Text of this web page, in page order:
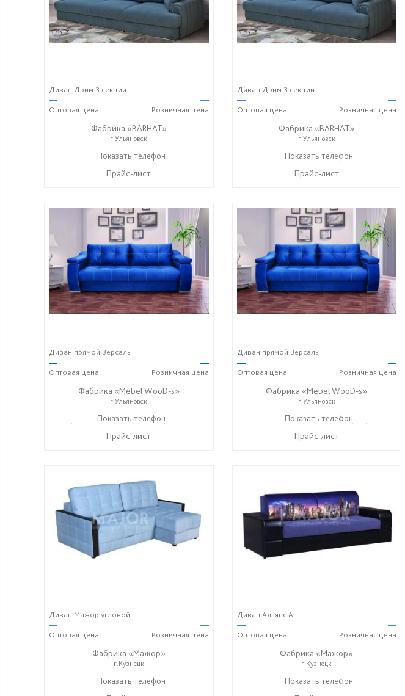
Диван Дрим 3 секции
—
Оптовая цена
—
Розничная цена
Фабрика «BARHAT»
г.Ульяновск
+7 (996) 219-29-77
Показать телефон
Прайс-лист
Диван Дрим 3 секции
—
Оптовая цена
—
Розничная цена
Фабрика «BARHAT»
г.Ульяновск
+7 (996) 219-29-77
Показать телефон
Прайс-лист
Диван прямой Версаль
—
Оптовая цена
—
Розничная цена
Фабрика «Mebel WooD-s»
г.Ульяновск
+7 (906) 140-08-08 ☎+7 (917) 612-77-76
Показать телефон
Прайс-лист
Диван прямой Версаль
—
Оптовая цена
—
Розничная цена
Фабрика «Mebel WooD-s»
г.Ульяновск
+7 (906) 140-08-08 ☎+7 (917) 612-77-76
Показать телефон
Прайс-лист
Диван Мажор угловой
—
Оптовая цена
—
Розничная цена
Фабрика «Мажор»
г.Кузнецк
+7 (999) 611-98-99 ☎+7 (999) 610-99-95
Показать телефон
Диван Альянс А
—
Оптовая цена
—
Розничная цена
Фабрика «Мажор»
г.Кузнецк
+7 (999) 611-98-99 ☎+7 (999) 610-99-95
Показать телефон